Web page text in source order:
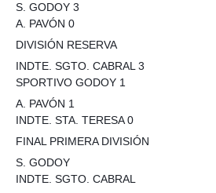
S. GODOY 3
A. PAVÓN 0
DIVISIÓN RESERVA
INDTE. SGTO. CABRAL 3
SPORTIVO GODOY 1
A. PAVÓN 1
INDTE. STA. TERESA 0
FINAL PRIMERA DIVISIÓN
S. GODOY
INDTE. SGTO. CABRAL